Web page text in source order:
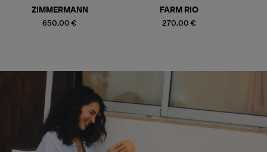
650,00 €
ZIMMERMANN
270,00 €
FARM RIO